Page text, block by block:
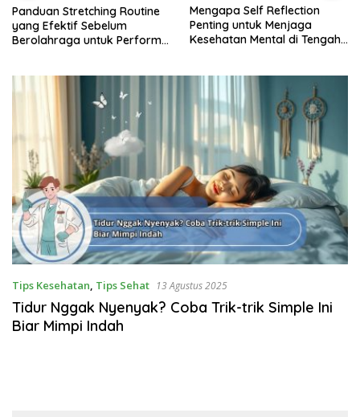
Mengapa Self Reflection
Penting untuk Menjaga
Kesehatan Mental di Tengah
Rekomendasi Makanan
Rendah Gula yang Baik untuk
Menjaga Energi dan
Tips Kesehatan, Tips Sehat 13 Agustus 2025
Tidur Nggak Nyenyak? Coba Trik-trik Simple Ini
Biar Mimpi Indah